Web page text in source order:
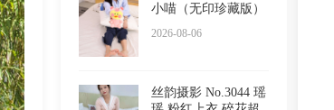
小喵（无印珍藏版）
2026-08-06
丝韵摄影 No.3044 瑶